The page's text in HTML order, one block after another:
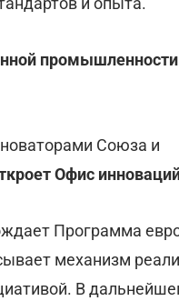
Союза и
Офис
Программа
механизм
В